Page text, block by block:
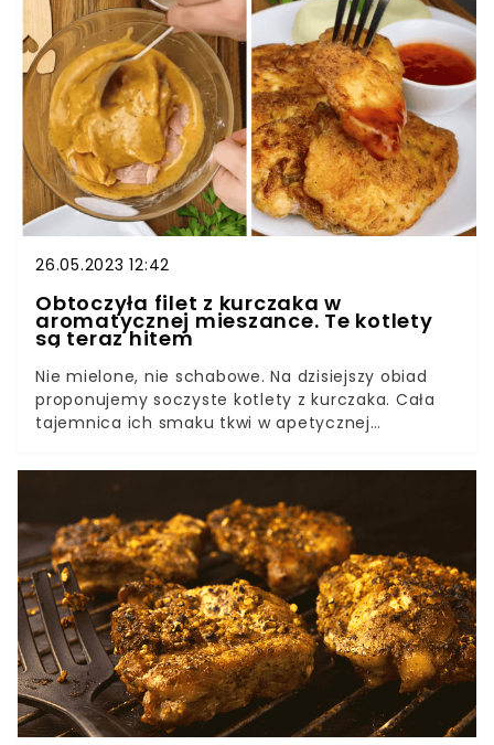
26.05.2023 12:42
Obtoczyła filet z kurczaka w
aromatycznej mieszance. Te kotlety
są teraz hitem
Nie mielone, nie schabowe. Na dzisiejszy obiad
proponujemy soczyste kotlety z kurczaka. Cała
tajemnica ich smaku tkwi w apetycznej
i starannie dobranymi przyprawami. Już sam